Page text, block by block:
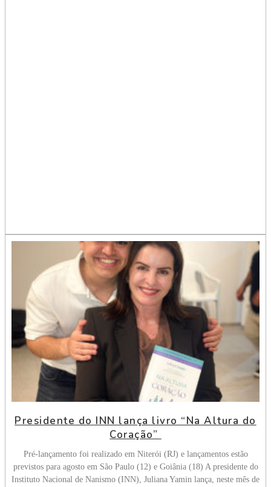
Presidente do INN lança livro “Na Altura do
Coração”
Pré-lançamento foi realizado em Niterói (RJ) e lançamentos estão
previstos para agosto em São Paulo (12) e Goiânia (18) A presidente do
Instituto Nacional de Nanismo (INN), Juliana Yamin lança, neste mês de